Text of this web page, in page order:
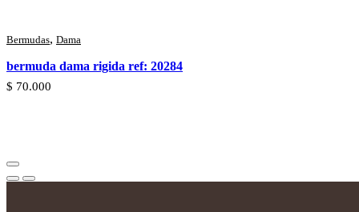
Bermudas, Dama
bermuda dama rigida ref: 20284
$ 70.000